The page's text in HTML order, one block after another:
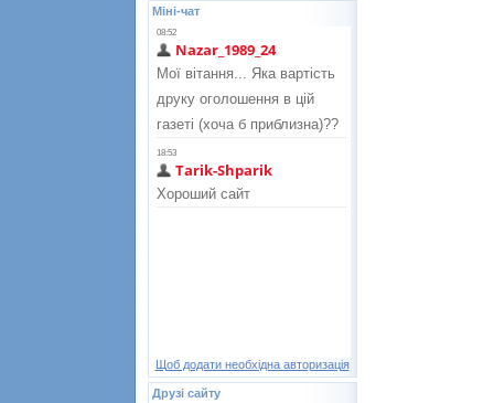
Міні-чат
Щоб додати необхідна авторизація
Друзі сайту